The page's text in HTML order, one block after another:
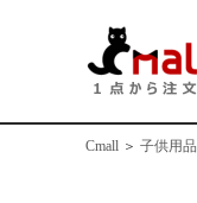
Cmall ＞ 子供用品